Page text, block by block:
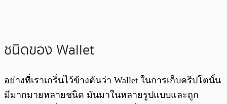
ชนิดของ Wallet
อย่างที่เราเกริ่นไว้ข้างต้นว่า Wallet ในการเก็บคริปโตนั้น
มีมากมายหลายชนิด มันมาในหลายรูปแบบและถูก